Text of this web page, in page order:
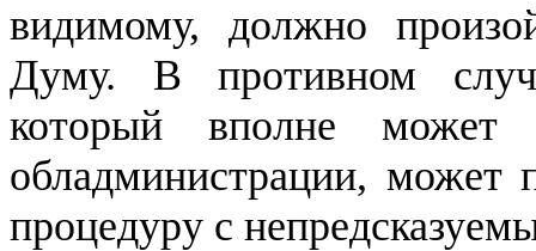
видимому, должно
Думу. В противном
который вполне может
обладминистрации, может
процедуру с